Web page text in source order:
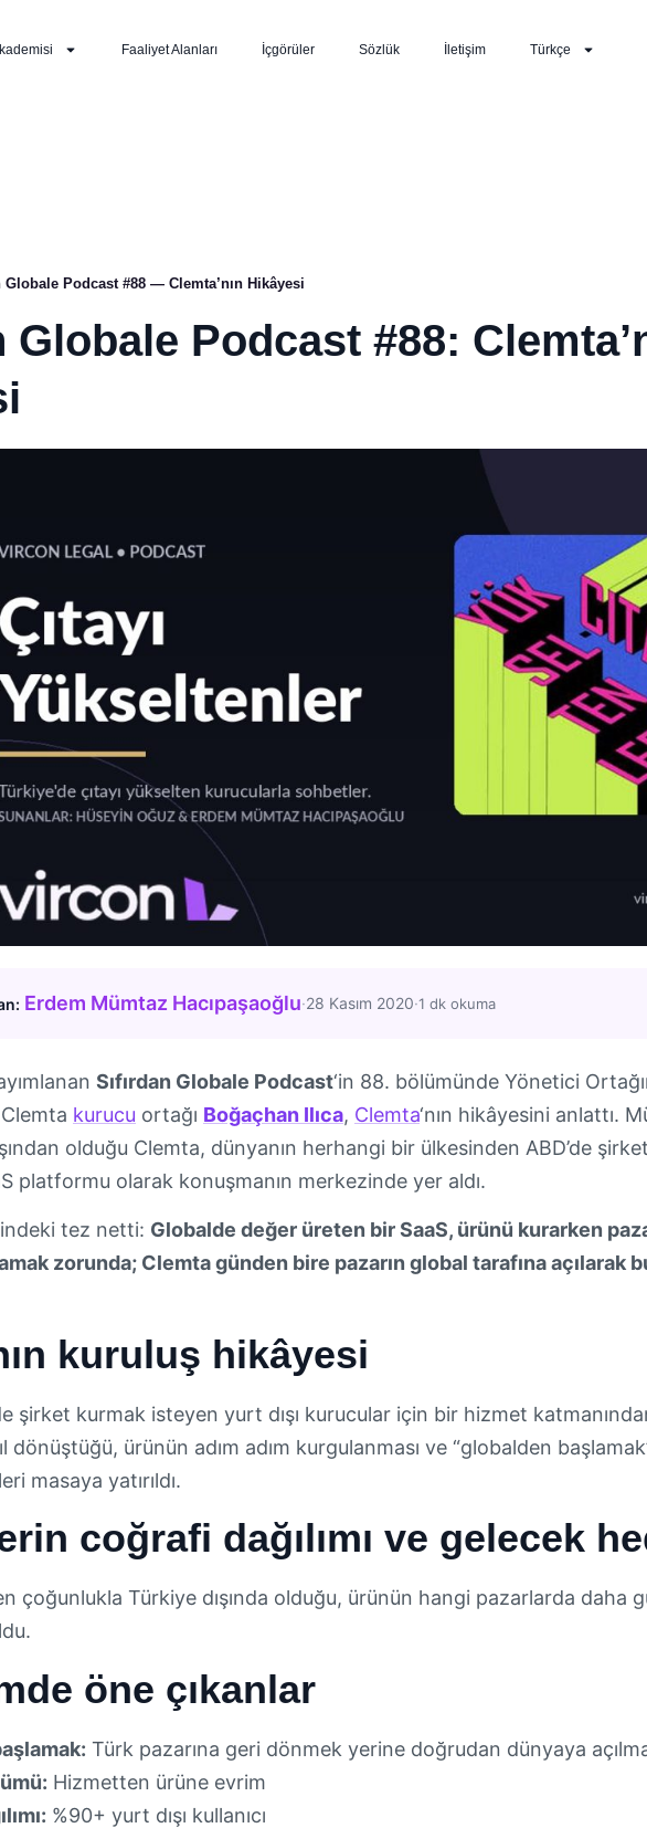
Faaliyet Alanları İçgörüler Sözlük İletişim Türkçe
Globale Podcast #88 — Clemta’nın Hikâyesi
Globale Podcast #88:
Erdem Mümtaz Hacıpaşaoğlu·28 Kasım 2020·1 dk okuma
Sıfırdan Globale Podcast‘in 88. bölümünde Yönetici
kurucu ortağı Boğaçhan Ilıca, Clemta‘nın hikâyesini anlattı.
olduğu Clemta, dünyanın herhangi bir ülkesinden ABD’de şirket
platformu olarak konuşmanın merkezinde yer aldı.
tez netti: Globalde değer üreten bir SaaS, ürünü kurarken
zorunda; Clemta günden bire pazarın global tarafına açılarak
kuruluş hikâyesi
şirket kurmak isteyen yurt dışı kurucular için bir hizmet
dönüştüğü, ürünün adım adım kurgulanması ve “globalden
masaya yatırıldı.
coğrafi dağılımı ve gelecek
çoğunlukla Türkiye dışında olduğu, ürünün hangi pazarlarda daha
öne çıkanlar
Türk pazarına geri dönmek yerine doğrudan dünyaya
Hizmetten ürüne evrim
%90+ yurt dışı kullanıcı